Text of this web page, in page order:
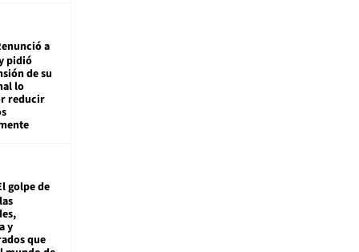
a
pidió
de su
lo
reducir
golpe de
y
que